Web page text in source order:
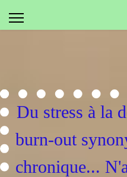
Du stress à la
burn-out
chronique...